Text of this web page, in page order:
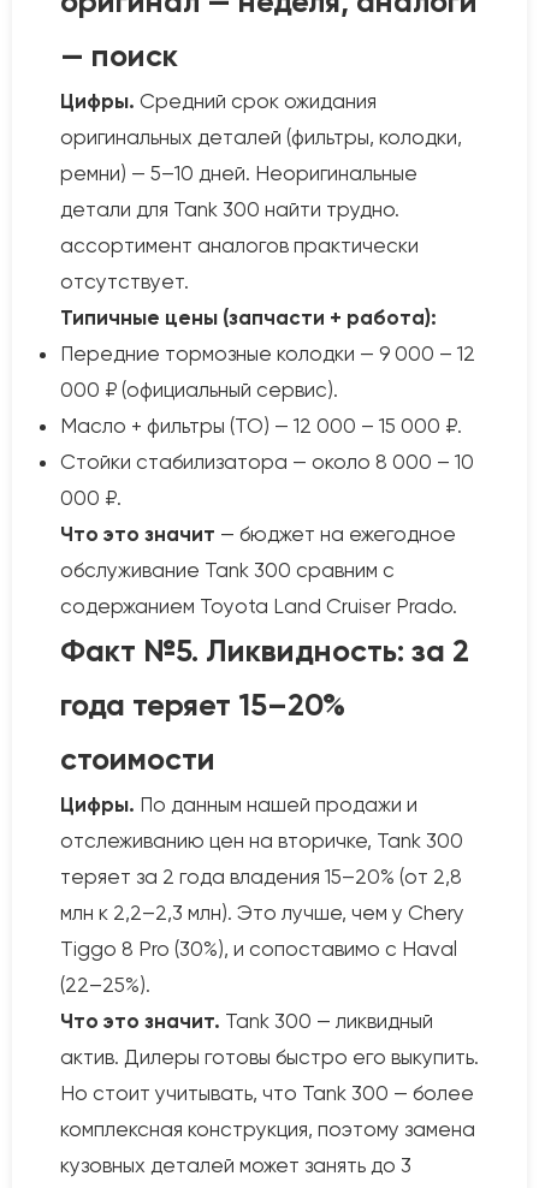
— поиск
Цифры. Средний срок ожидания
оригинальных деталей (фильтры, колодки,
ремни) — 5–10 дней. Неоригинальные
детали для Tank 300 найти трудно.
ассортимент аналогов практически
отсутствует.
Типичные цены (запчасти + работа):
Передние тормозные колодки — 9 000 – 12
000 ₽ (официальный сервис).
Масло + фильтры (ТО) — 12 000 – 15 000 ₽.
Стойки стабилизатора — около 8 000 – 10
000 ₽.
Что это значит — бюджет на ежегодное
обслуживание Tank 300 сравним с
содержанием Toyota Land Cruiser Prado.
Факт №5. Ликвидность: за 2
года теряет 15–20%
стоимости
Цифры. По данным нашей продажи и
отслеживанию цен на вторичке, Tank 300
теряет за 2 года владения 15–20% (от 2,8
млн к 2,2–2,3 млн). Это лучше, чем у Chery
Tiggo 8 Pro (30%), и сопоставимо с Haval
(22–25%).
Что это значит. Tank 300 — ликвидный
актив. Дилеры готовы быстро его выкупить.
Но стоит учитывать, что Tank 300 — более
комплексная конструкция, поэтому замена
кузовных деталей может занять до 3